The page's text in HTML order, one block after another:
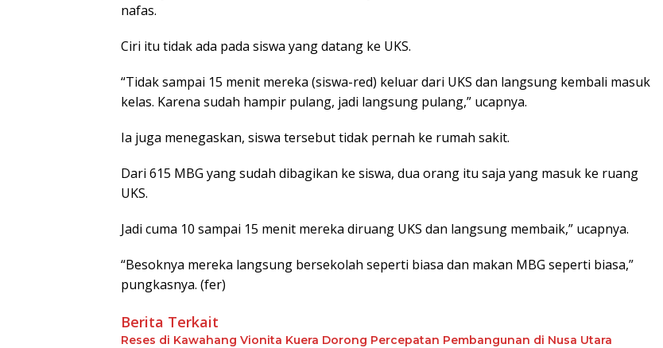
nafas.
Ciri itu tidak ada pada siswa yang datang ke UKS.
“Tidak sampai 15 menit mereka (siswa-red) keluar dari UKS dan langsung kembali masuk
kelas. Karena sudah hampir pulang, jadi langsung pulang,” ucapnya.
Ia juga menegaskan, siswa tersebut tidak pernah ke rumah sakit.
Dari 615 MBG yang sudah dibagikan ke siswa, dua orang itu saja yang masuk ke ruang
UKS.
Jadi cuma 10 sampai 15 menit mereka diruang UKS dan langsung membaik,” ucapnya.
“Besoknya mereka langsung bersekolah seperti biasa dan makan MBG seperti biasa,”
pungkasnya. (fer)
Berita Terkait
Reses di Kawahang Vionita Kuera Dorong Percepatan Pembangunan di Nusa Utara